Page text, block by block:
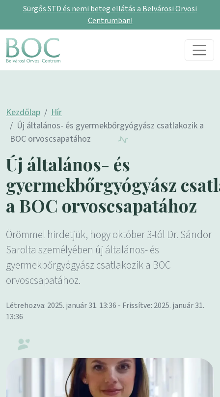
Sürgős STD és nemi beteg ellátás a Belvárosi Orvosi
Centrumban!
Skip to content
Main Navigation
Kezdőlap
Hír
Új általános- és gyermekbőrgyógyász csatlakozik a
BOC orvoscsapatához
Új általános- és
gyermekbőrgyógyász
a BOC orvoscsapatához
Örömmel hirdetjük, hogy október 3-tól Dr. Sándor
Sarolta személyében új általános- és
gyermekbőrgyógyász csatlakozik a BOC
orvoscsapatához.
Létrehozva: 2025. január 31. 13:36 - Frissítve: 2025. január 31.
13:36